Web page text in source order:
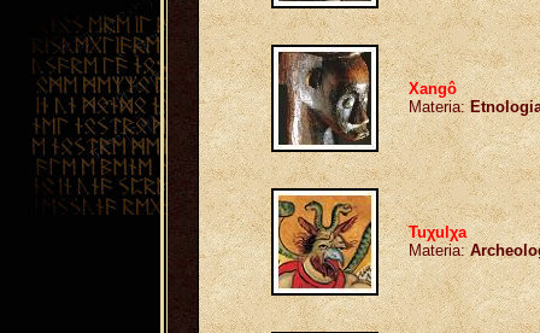
Xangô
Materia:
Tuχulχa
Materia: